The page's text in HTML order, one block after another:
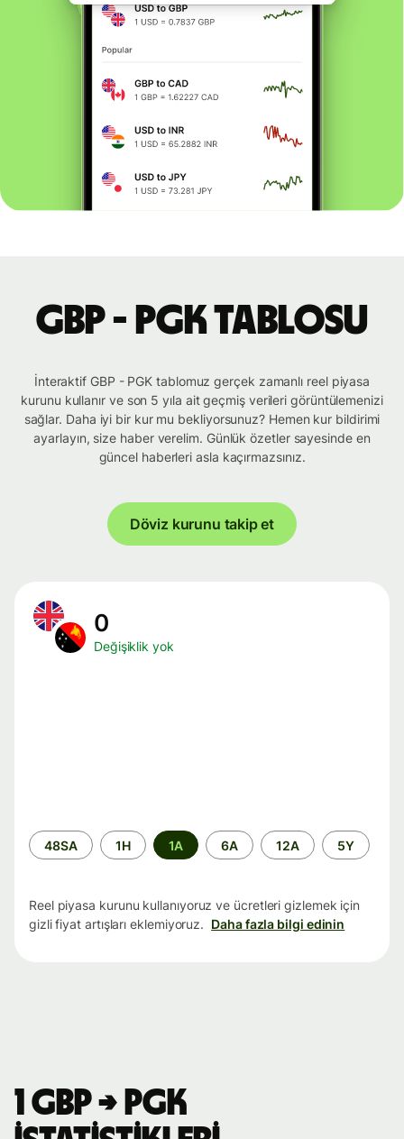
GBP - PGK tablosu
İnteraktif GBP - PGK tablomuz gerçek zamanlı reel piyasa
kurunu kullanır ve son 5 yıla ait geçmiş verileri görüntülemenizi
sağlar. Daha iyi bir kur mu bekliyorsunuz? Hemen kur bildirimi
ayarlayın, size haber verelim. Günlük özetler sayesinde en
güncel haberleri asla kaçırmazsınız.
Döviz kurunu takip et
0
Değişiklik yok
Zaman
aralığı
48SA 1H 1A 6A 12A 5Y
Reel piyasa kurunu kullanıyoruz ve ücretleri gizlemek için
gizli fiyat artışları eklemiyoruz. Daha fazla bilgi edinin
1 GBP → PGK